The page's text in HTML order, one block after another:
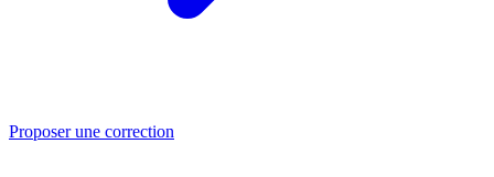
Proposer une correction